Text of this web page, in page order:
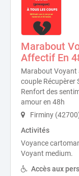
Marabout
Affectif En
Marabout Voyant
couple Récupèrer
Renfort des
amour en 48h
Firminy
Activités
Voyance
Voyant medium.
Accès aux